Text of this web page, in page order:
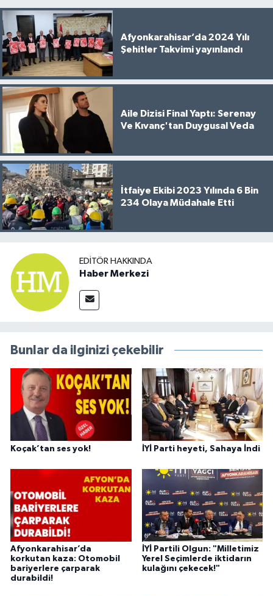
Afyonkarahisar’da 2024 Yılı
Şehitler Takvimi yayınlandı
Aile Dizisi Final Yaptı: Serenay
Ve Kıvanç'tan Duygusal Veda
İtfaiye Ekibi 2023 Yılında 6 Bin
234 Olaya Müdahale Etti
EDITÖR HAKKINDA
Haber Merkezi
Bunlar da ilginizi çekebilir
Koçak’tan ses yok! İYİ Parti heyeti, Sahaya İndi
Afyonkarahisar’da
korkutan kaza: Otomobil
bariyerlere çarparak
durabildi!
İYİ Partili Olgun: "Milletimiz
Yerel Seçimlerde iktidarın
kulağını çekecek!"